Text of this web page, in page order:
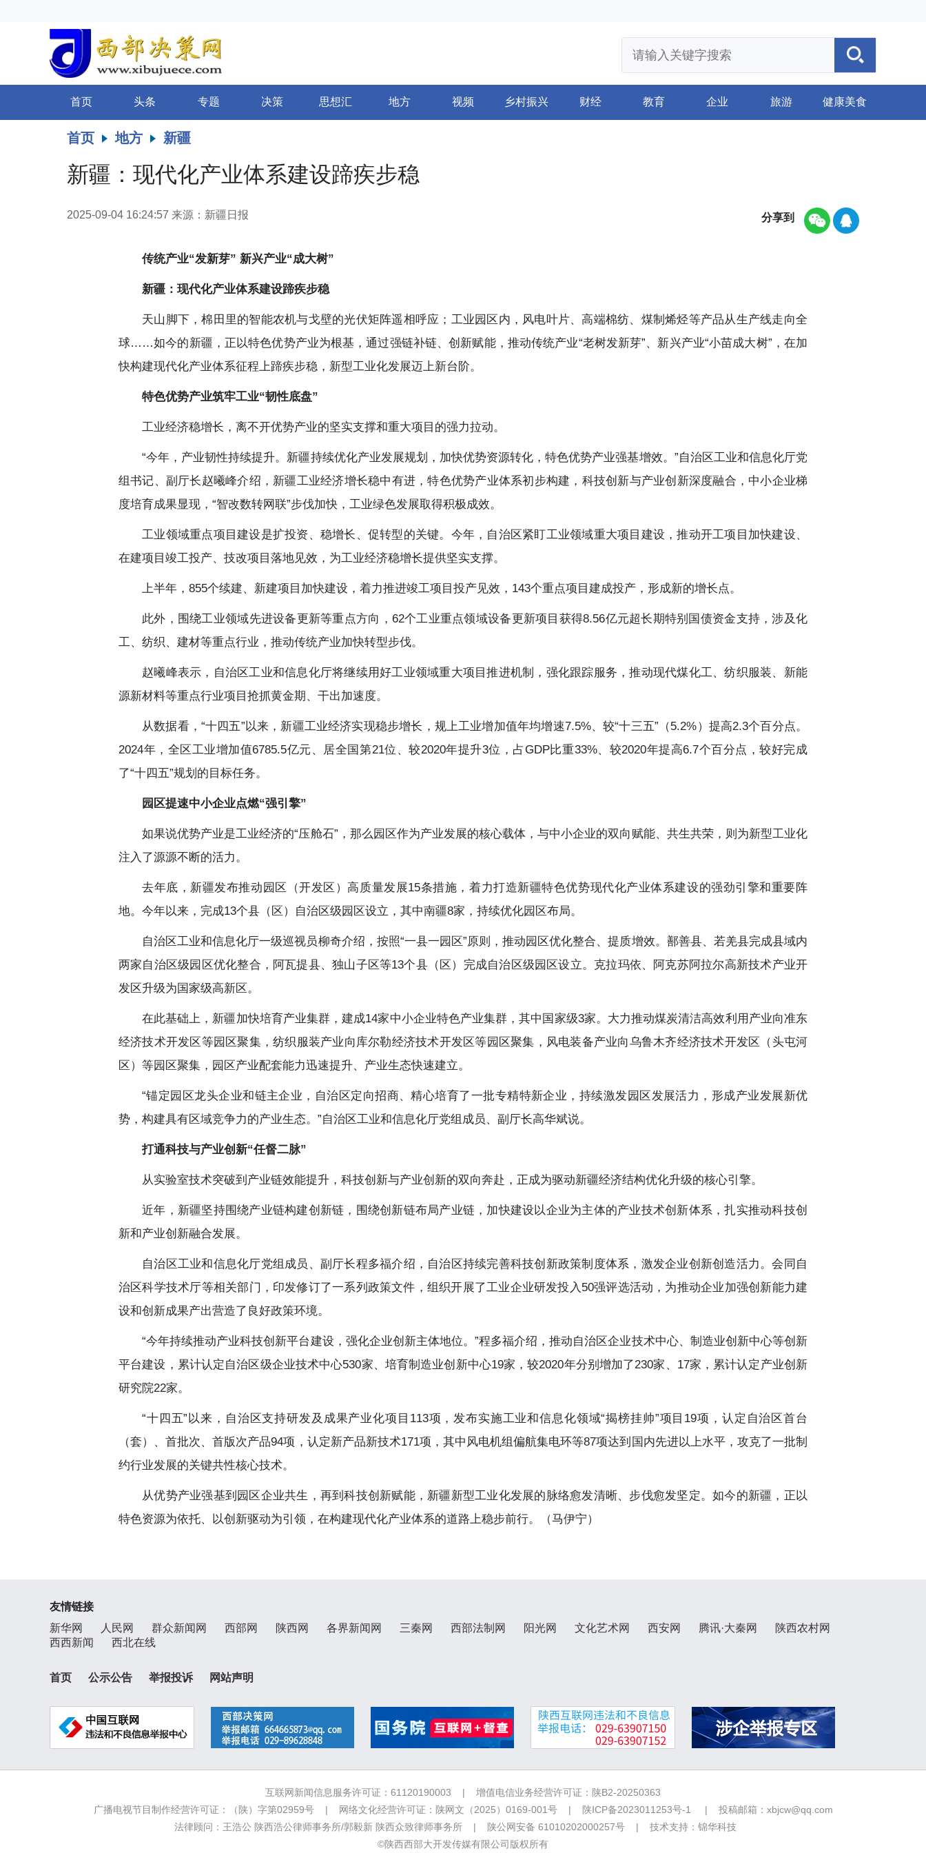
首页 头条 专题 决策 思想汇 地方 视频 乡村振兴 财经 教育 企业 旅游 健康美食
首页 地方 新疆
新疆：现代化产业体系建设蹄疾步稳
2025-09-04 16:24:57 来源：新疆日报 分享到
传统产业“发新芽” 新兴产业“成大树”
新疆：现代化产业体系建设蹄疾步稳
天山脚下，棉田里的智能农机与戈壁的光伏矩阵遥相呼应；工业园区内，风电叶片、高端棉纺、煤制烯烃等产品从生产线走向全
球……如今的新疆，正以特色优势产业为根基，通过强链补链、创新赋能，推动传统产业“老树发新芽”、新兴产业“小苗成大树”，在加
快构建现代化产业体系征程上蹄疾步稳，新型工业化发展迈上新台阶。
特色优势产业筑牢工业“韧性底盘”
工业经济稳增长，离不开优势产业的坚实支撑和重大项目的强力拉动。
“今年，产业韧性持续提升。新疆持续优化产业发展规划，加快优势资源转化，特色优势产业强基增效。”自治区工业和信息化厅党
组书记、副厅长赵曦峰介绍，新疆工业经济增长稳中有进，特色优势产业体系初步构建，科技创新与产业创新深度融合，中小企业梯
度培育成果显现，“智改数转网联”步伐加快，工业绿色发展取得积极成效。
工业领域重点项目建设是扩投资、稳增长、促转型的关键。今年，自治区紧盯工业领域重大项目建设，推动开工项目加快建设、
在建项目竣工投产、技改项目落地见效，为工业经济稳增长提供坚实支撑。
上半年，855个续建、新建项目加快建设，着力推进竣工项目投产见效，143个重点项目建成投产，形成新的增长点。
此外，围绕工业领域先进设备更新等重点方向，62个工业重点领域设备更新项目获得8.56亿元超长期特别国债资金支持，涉及化
工、纺织、建材等重点行业，推动传统产业加快转型步伐。
赵曦峰表示，自治区工业和信息化厅将继续用好工业领域重大项目推进机制，强化跟踪服务，推动现代煤化工、纺织服装、新能
源新材料等重点行业项目抢抓黄金期、干出加速度。
从数据看，“十四五”以来，新疆工业经济实现稳步增长，规上工业增加值年均增速7.5%、较“十三五”（5.2%）提高2.3个百分点。
2024年，全区工业增加值6785.5亿元、居全国第21位、较2020年提升3位，占GDP比重33%、较2020年提高6.7个百分点，较好完成
了“十四五”规划的目标任务。
园区提速中小企业点燃“强引擎”
如果说优势产业是工业经济的“压舱石”，那么园区作为产业发展的核心载体，与中小企业的双向赋能、共生共荣，则为新型工业化
注入了源源不断的活力。
去年底，新疆发布推动园区（开发区）高质量发展15条措施，着力打造新疆特色优势现代化产业体系建设的强劲引擎和重要阵
地。今年以来，完成13个县（区）自治区级园区设立，其中南疆8家，持续优化园区布局。
自治区工业和信息化厅一级巡视员柳奇介绍，按照“一县一园区”原则，推动园区优化整合、提质增效。鄯善县、若羌县完成县域内
两家自治区级园区优化整合，阿瓦提县、独山子区等13个县（区）完成自治区级园区设立。克拉玛依、阿克苏阿拉尔高新技术产业开
发区升级为国家级高新区。
在此基础上，新疆加快培育产业集群，建成14家中小企业特色产业集群，其中国家级3家。大力推动煤炭清洁高效利用产业向准东
经济技术开发区等园区聚集，纺织服装产业向库尔勒经济技术开发区等园区聚集，风电装备产业向乌鲁木齐经济技术开发区（头屯河
区）等园区聚集，园区产业配套能力迅速提升、产业生态快速建立。
“锚定园区龙头企业和链主企业，自治区定向招商、精心培育了一批专精特新企业，持续激发园区发展活力，形成产业发展新优
势，构建具有区域竞争力的产业生态。”自治区工业和信息化厅党组成员、副厅长高华斌说。
打通科技与产业创新“任督二脉”
从实验室技术突破到产业链效能提升，科技创新与产业创新的双向奔赴，正成为驱动新疆经济结构优化升级的核心引擎。
近年，新疆坚持围绕产业链构建创新链，围绕创新链布局产业链，加快建设以企业为主体的产业技术创新体系，扎实推动科技创
新和产业创新融合发展。
自治区工业和信息化厅党组成员、副厅长程多福介绍，自治区持续完善科技创新政策制度体系，激发企业创新创造活力。会同自
治区科学技术厅等相关部门，印发修订了一系列政策文件，组织开展了工业企业研发投入50强评选活动，为推动企业加强创新能力建
设和创新成果产出营造了良好政策环境。
“今年持续推动产业科技创新平台建设，强化企业创新主体地位。”程多福介绍，推动自治区企业技术中心、制造业创新中心等创新
平台建设，累计认定自治区级企业技术中心530家、培育制造业创新中心19家，较2020年分别增加了230家、17家，累计认定产业创新
研究院22家。
“十四五”以来，自治区支持研发及成果产业化项目113项，发布实施工业和信息化领域“揭榜挂帅”项目19项，认定自治区首台
（套）、首批次、首版次产品94项，认定新产品新技术171项，其中风电机组偏航集电环等87项达到国内先进以上水平，攻克了一批制
约行业发展的关键共性核心技术。
从优势产业强基到园区企业共生，再到科技创新赋能，新疆新型工业化发展的脉络愈发清晰、步伐愈发坚定。如今的新疆，正以
特色资源为依托、以创新驱动为引领，在构建现代化产业体系的道路上稳步前行。（马伊宁）
友情链接
新华网
人民网 群众新闻网 西部网 陕西网 各界新闻网 三秦网 西部法制网 阳光网 文化艺术网 西安网 腾讯·大秦网
陕西农村网
西西新闻
西北在线
首页 公示公告 举报投诉 网站声明
互联网新闻信息服务许可证：61120190003 | 增值电信业务经营许可证：陕B2-20250363
广播电视节目制作经营许可证：（陕）字第02959号 | 网络文化经营许可证：陕网文（2025）0169-001号 | 陕ICP备2023011253号-1
| 投稿邮箱：xbjcw@qq.com
法律顾问：王浩公 陕西浩公律师事务所/郭毅新 陕西众致律师事务所 | 陕公网安备 61010202000257号 | 技术支持： 锦华科技
©陕西西部大开发传媒有限公司版权所有